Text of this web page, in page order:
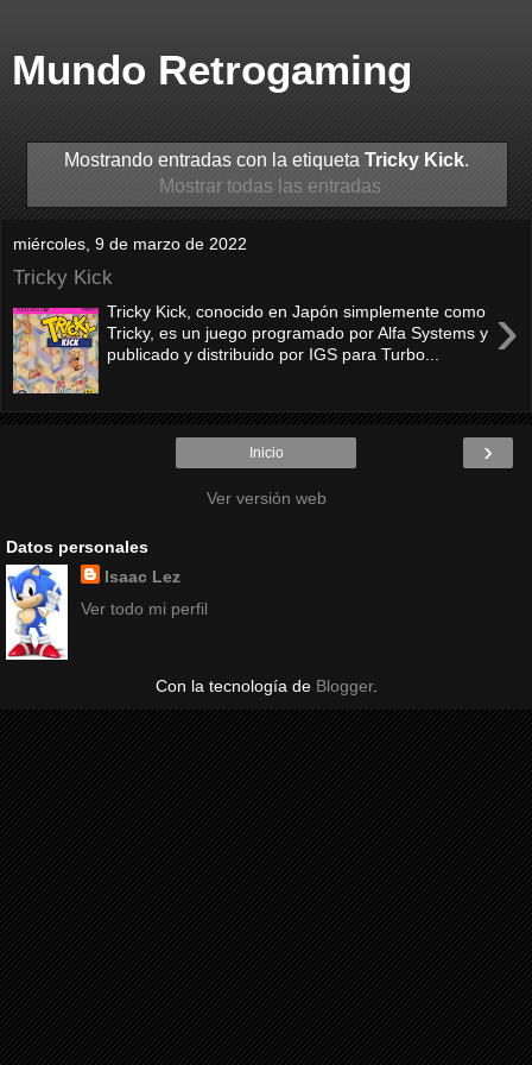
Mundo Retrogaming
Mostrando entradas con la etiqueta Tricky Kick.
Mostrar todas las entradas
miércoles, 9 de marzo de 2022
Tricky Kick
›
Tricky Kick, conocido en Japón simplemente como
Tricky, es un juego programado por Alfa Systems y
publicado y distribuido por IGS para Turbo...
›
Inicio
Ver versión web
Datos personales
Isaac Lez
Ver todo mi perfil
Con la tecnología de Blogger.